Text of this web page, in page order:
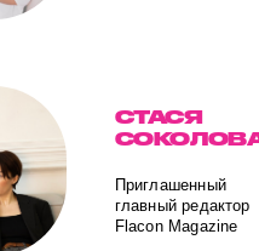
СТАСЯ
Приглашенный
главный редактор
Flacon Magazine